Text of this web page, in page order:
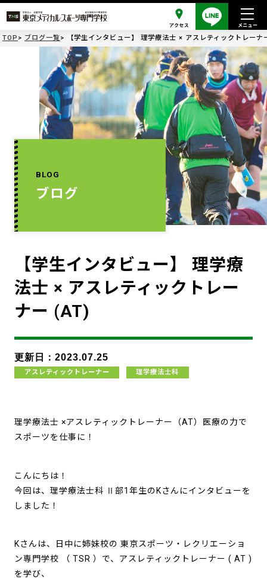
TOP ブログ一覧 【学生インタビュー】 理学療法士 × アスレティックトレーナ
BLOG
ブログ
【学生インタビュー】 理学療
法士 × アスレティックトレー
ナー (AT)
更新日：2023.07.25
アスレティックトレーナー 理学療法士科
理学療法士 ×アスレティックトレーナー（AT）医療の力で
スポーツを仕事に！
こんにちは！
今回は、理学療法士科 Ⅱ部1年生のKさんにインタビューを
しました！
Kさんは、日中に姉妹校の 東京スポーツ・レクリエーショ
ン専門学校 （ TSR ）で、アスレティックトレーナー ( AT )
を学び、